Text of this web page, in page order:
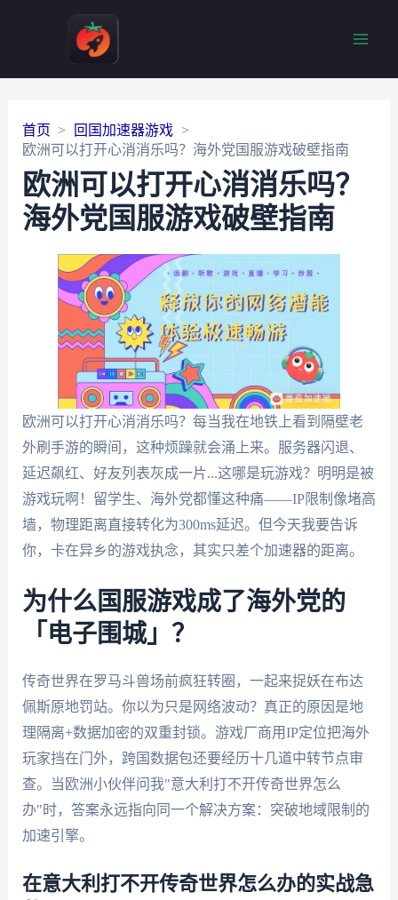
首页
回国加速器游戏
欧洲可以打开心消消乐吗？海外党国服游戏破壁指南
欧洲可以打开心消消乐吗？
海外党国服游戏破壁指南
欧洲可以打开心消消乐吗？每当我在地铁上看到隔壁老
外刷手游的瞬间，这种烦躁就会涌上来。服务器闪退、
延迟飙红、好友列表灰成一片...这哪是玩游戏？明明是被
游戏玩啊！留学生、海外党都懂这种痛——IP限制像堵高
墙，物理距离直接转化为300ms延迟。但今天我要告诉
你，卡在异乡的游戏执念，其实只差个加速器的距离。
为什么国服游戏成了海外党的
「电子围城」？
传奇世界在罗马斗兽场前疯狂转圈，一起来捉妖在布达
佩斯原地罚站。你以为只是网络波动？真正的原因是地
理隔离+数据加密的双重封锁。游戏厂商用IP定位把海外
玩家挡在门外，跨国数据包还要经历十几道中转节点审
查。当欧洲小伙伴问我"意大利打不开传奇世界怎么
办"时，答案永远指向同一个解决方案：突破地域限制的
加速引擎。
在意大利打不开传奇世界怎么办的实战急